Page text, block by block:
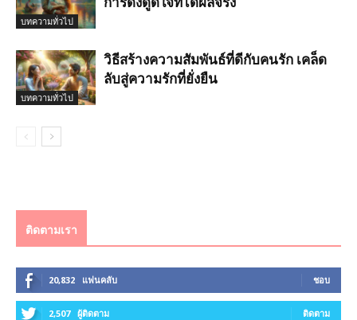
บทความทั่วไป
บทความทั่วไป
วิธีสร้างความสัมพันธ์ที่ดีกับคนรัก เคล็ด
ลับสู่ความรักที่ยั่งยืน
ติดตามเรา
20,832 แฟนคลับ ชอบ
2,507 ผู้ติดตาม ติดตาม